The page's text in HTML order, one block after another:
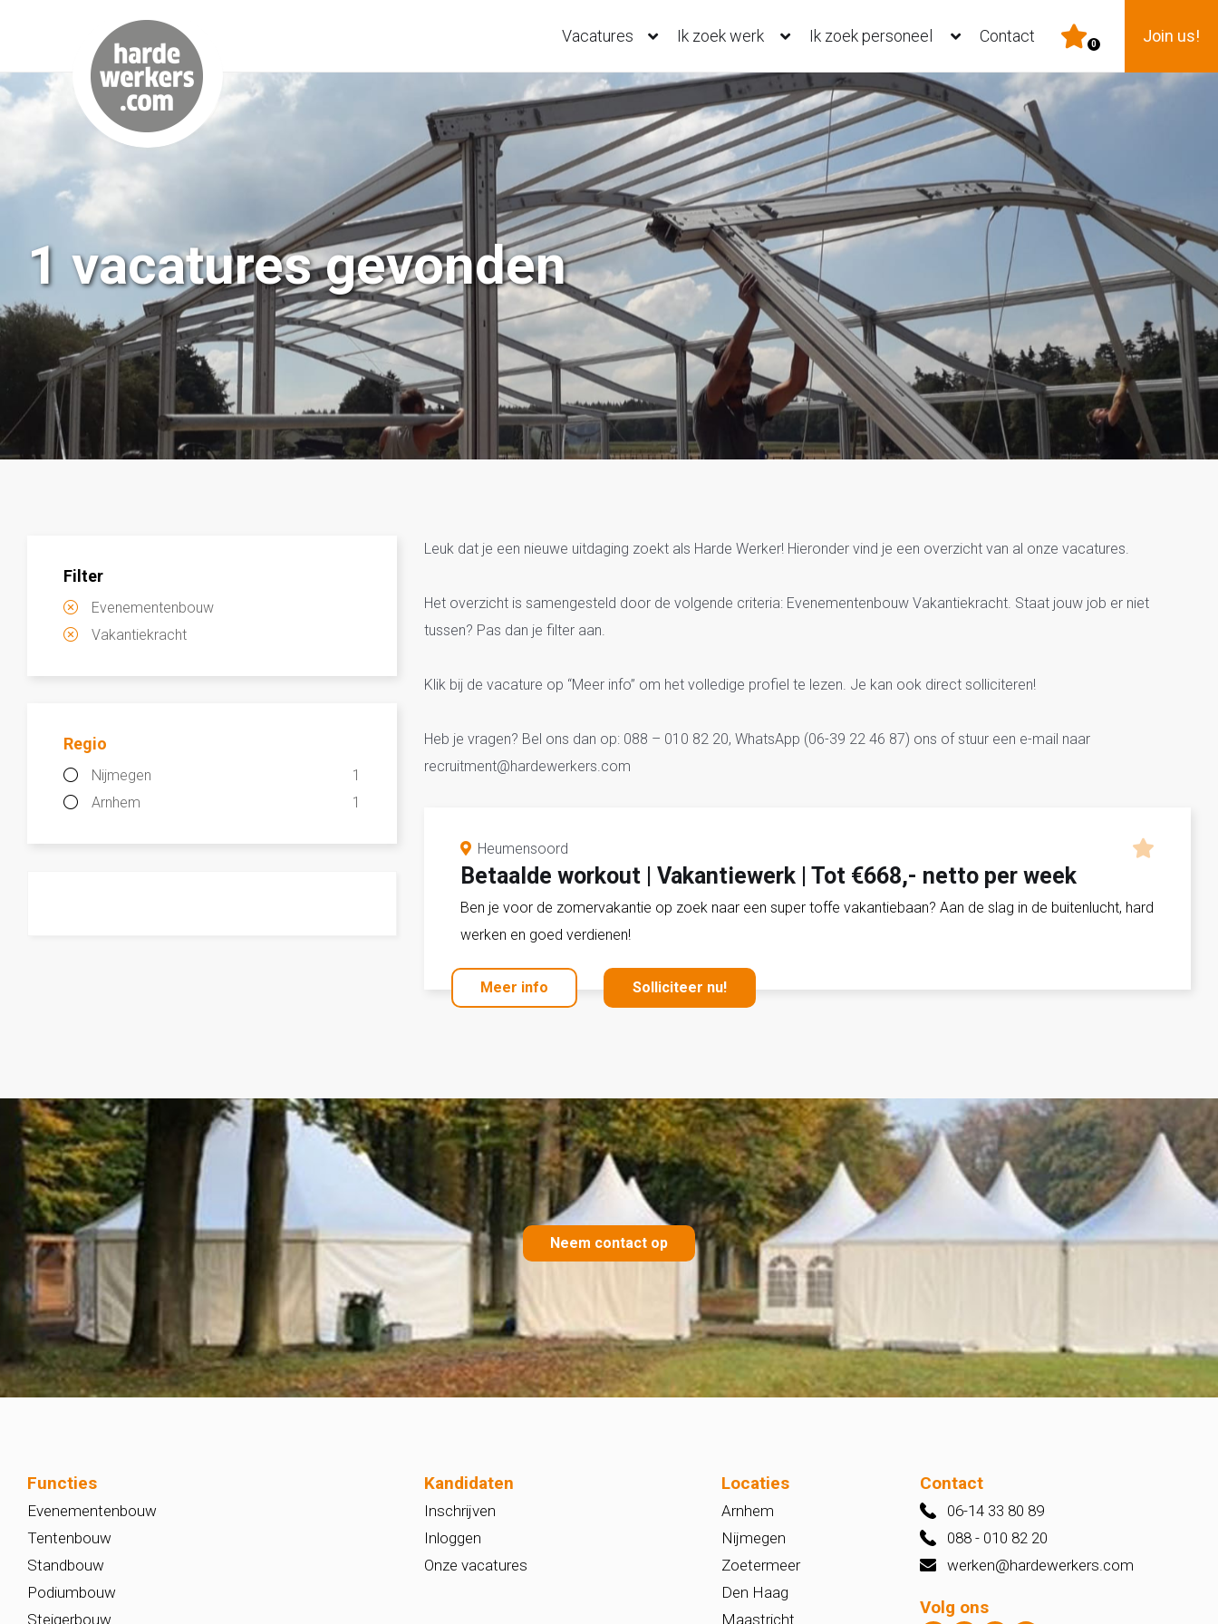
Vacatures Ik zoek werk Ik zoek personeel Contact 0 Join us!
1 vacatures gevonden
Filter
Evenementenbouw
Vakantiekracht
Regio
Nijmegen
1
Arnhem
1
Vacatures Evenementenbouw Vakantiekracht
Leuk dat je een nieuwe uitdaging zoekt als Harde Werker! Hieronder vind je een overzicht van al onze vacatures.
Het overzicht is samengesteld door de volgende criteria: Evenementenbouw Vakantiekracht. Staat jouw job er niet
tussen? Pas dan je filter aan.
Klik bij de vacature op “Meer info” om het volledige profiel te lezen. Je kan ook direct solliciteren!
Heb je vragen? Bel ons dan op: 088 – 010 82 20, WhatsApp (06-39 22 46 87) ons of stuur een e-mail naar
recruitment@hardewerkers.com
Heumensoord
Betaalde workout | Vakantiewerk | Tot €668,- netto per week
Ben je voor de zomervakantie op zoek naar een super toffe vakantiebaan? Aan de slag in de buitenlucht, hard
werken en goed verdienen!
Meer info Solliciteer nu!
Neem contact op
Functies
Evenementenbouw
Tentenbouw
Standbouw
Podiumbouw
Steigerbouw
Kandidaten
Inschrijven
Inloggen
Onze vacatures
Locaties
Arnhem
Nijmegen
Zoetermeer
Den Haag
Maastricht
Contact
06-14 33 80 89
088 - 010 82 20
werken@hardewerkers.com
Volg ons